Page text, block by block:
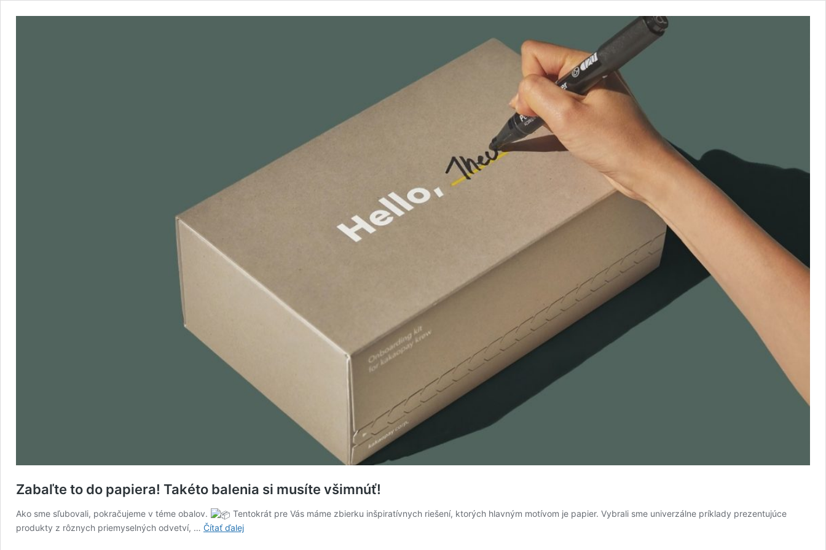
Zabaľte to do papiera! Takéto balenia si musíte všimnúť!
Ako sme sľubovali, pokračujeme v téme obalov.
Tentokrát pre Vás máme zbierku inšpiratívnych riešení, ktorých hlavným motívom je papier. Vybrali sme univerzálne príklady prezentujúce
produkty z rôznych priemyselných odvetví, … Čítať ďalejZabaľte